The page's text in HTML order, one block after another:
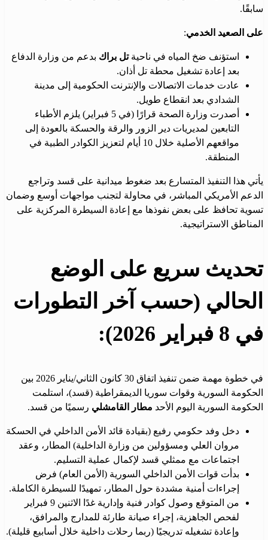
سابقًا.
على الصعيد الخدمي:
استؤنف ضخ المياه في ناحيةتل براك بدعم من وزارة الدفاع
بعد إعادة تشغيل محطة تل أذان.
عادت خدمات الاتصالات والإنترنت الحكومية إلى مدينة
الشدادي بعد انقطاع طويل.
أصدرت وزارة الصحة قرارًا (في 5 فبراير) يلزم الأطباء
التابعين لمديريات دير الزور والرقة والحسكة بالعودة إلى
مواقعهم الأصلية خلال 10 أيام لتعزيز الكوادر الطبية في
المنطقة.
يأتي هذا التنفيذ المتسارع بعد ضغوط ميدانية على قسد وتراجع
الدعم الأمريكي المباشر، في محاولة لتجنب مواجهات أوسع وضمان
تسوية تحافظ على بعض نفوذها مع إعادة السيطرة المركزية على
المناطق الاستراتيجية.
تحديث سريع على الوضع
الحالي (حسب آخر التطورات
في 8 فبراير 2026):
في خطوة مهمة ضمن تنفيذ اتفاق 30 كانون الثاني/يناير 2026 بين
الحكومة السورية وقوات سوريا الديمقراطية (قسد)، استلمت
الحكومة السورية اليوم الأحد مطار القامشلي رسميًا من قسد.
دخل وفد حكومي رفيع (بقيادة قائد الأمن الداخلي في الحسكة
مروان العلي ومسؤولين من وزارة الداخلية) المطار، وعقد
اجتماعات مع ممثلي قسد لإكمال عملية التسليم.
بدأت قوات الأمن الداخلي السورية (الأمن العام) فرض
إجراءات أمنية مشددة حول المطار، تمهيدًا للسيطرة الكاملة.
من المتوقع وصول كوادر فنية وإدارية غدًا الاثنين 9 فبراير
لفحص الجاهزية، إجراء صيانة طارئة للمدارج والمرافق،
وإعادة تشغيله تدريجيًا (ربما رحلات داخلية خلال أسابيع قليلة).